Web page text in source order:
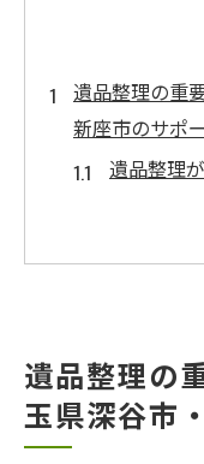
遺品整理の重
新座市のサポ
遺品整理
地域に根
遺品整理
石川のプロが
遺品整理の
玉県深谷市